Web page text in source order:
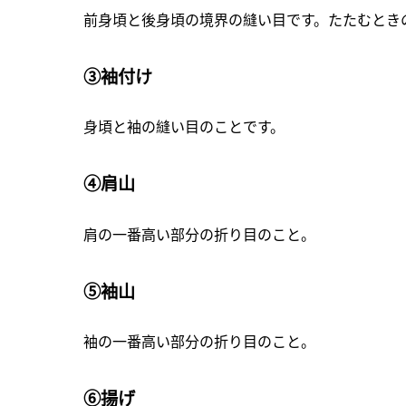
前身頃と後身頃の境界の縫い目です。たたむとき
③袖付け
身頃と袖の縫い目のことです。
④肩山
肩の一番高い部分の折り目のこと。
⑤袖山
袖の一番高い部分の折り目のこと。
⑥揚げ